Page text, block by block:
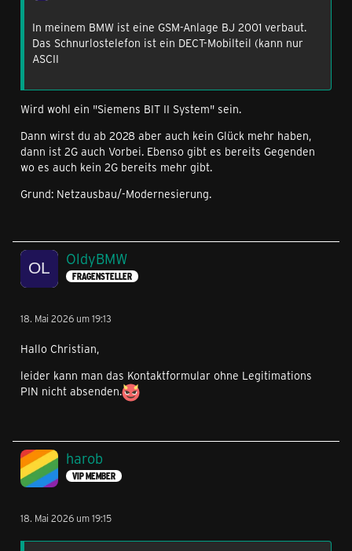
In meinem BMW ist eine GSM-Anlage BJ 2001 verbaut.
Das Schnurlostelefon ist ein DECT-Mobilteil (kann nur
ASCII
Wird wohl ein "Siemens BIT II System" sein.
Dann wirst du ab 2028 aber auch kein Glück mehr haben,
dann ist 2G auch Vorbei. Ebenso gibt es bereits Gegenden
wo es auch kein 2G bereits mehr gibt.
Grund: Netzausbau/-Modernesierung.
OldyBMW
FRAGENSTELLER
18. Mai 2026 um 19:13
Hallo Christian,
leider kann man das Kontaktformular ohne Legitimations
PIN nicht absenden.
harob
VIP MEMBER
18. Mai 2026 um 19:15